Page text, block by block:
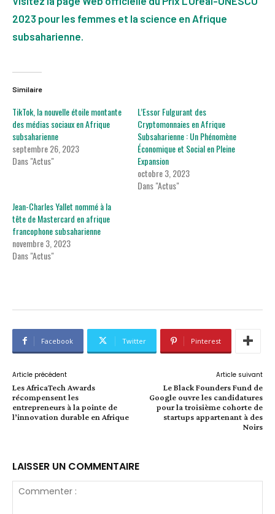
2023 pour les femmes et la science en Afrique
subsaharienne.
Similaire
TikTok, la nouvelle étoile montante
des médias sociaux en Afrique
subsaharienne
septembre 26, 2023
Dans "Actus"
L’Essor Fulgurant des
Cryptomonnaies en Afrique
Subsaharienne : Un Phénomène
Économique et Social en Pleine
Expansion
octobre 3, 2023
Dans "Actus"
Jean-Charles Yallet nommé à la
tête de Mastercard en afrique
francophone subsaharienne
novembre 3, 2023
Dans "Actus"
Facebook Twitter Pinterest
Article précédent
Les AfricaTech Awards
récompensent les
entrepreneurs à la pointe de
l’innovation durable en Afrique
Article suivant
Le Black Founders Fund de
Google ouvre les candidatures
pour la troisième cohorte de
startups appartenant à des
Noirs
LAISSER UN COMMENTAIRE